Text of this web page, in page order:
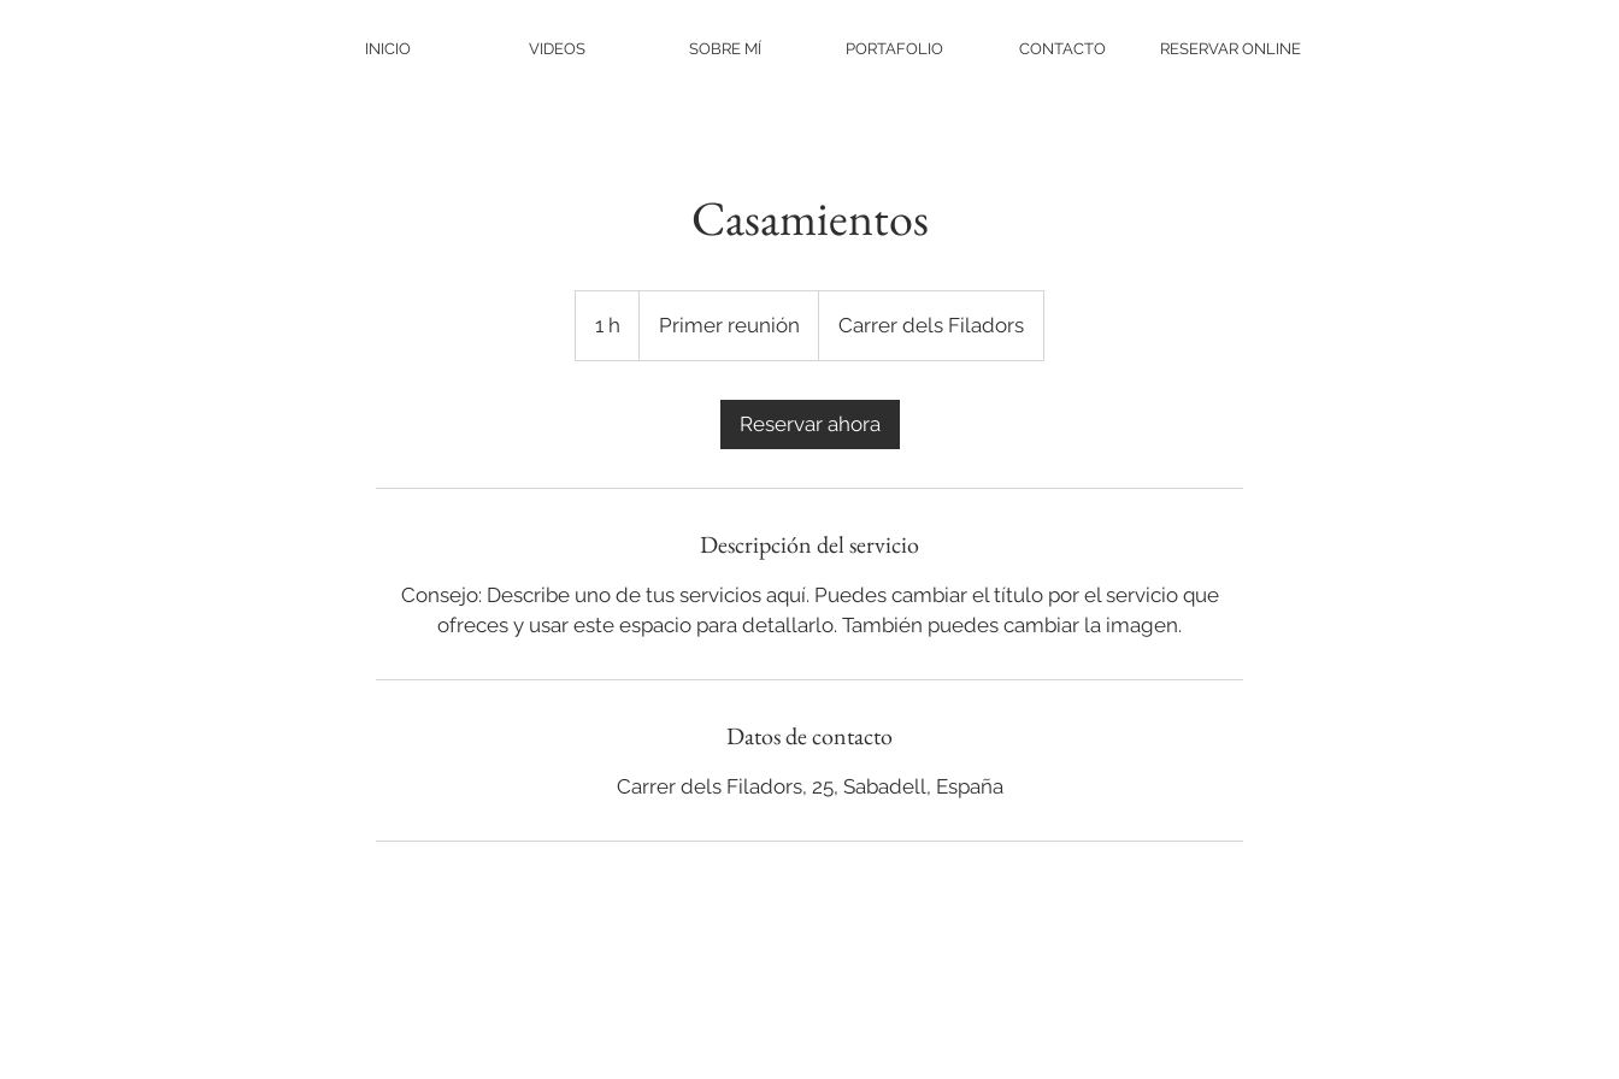
INICIO VIDEOS SOBRE MÍ PORTAFOLIO CONTACTO RESERVAR ONLINE
Casamientos
1 h Primer reunión Carrer dels Filadors
Reservar ahora
Descripción del servicio
Consejo: Describe uno de tus servicios aquí. Puedes cambiar el título por el servicio que
ofreces y usar este espacio para detallarlo. También puedes cambiar la imagen.
Datos de contacto
Carrer dels Filadors, 25, Sabadell, España